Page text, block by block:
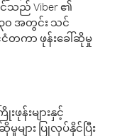
င်သည် Viber ၏
၃၀ အတွင်း သင်
ကာ ဖုန်းခေါ်ဆိုမှု
န်းများနှင့်
များ ပြုလုပ်နိုင်ပြီး